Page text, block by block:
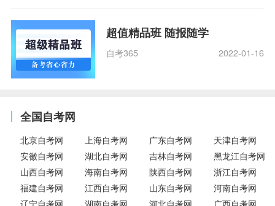
超值精品班 随报随学
自考365 2022-01-16
全国自考网
北京自考网 上海自考网 广东自考网
天津自考网
安徽自考网
湖北自考网 吉林自考网
黑龙江自考网
山西自考网
海南自考网 陕西自考网
浙江自考网
福建自考网
江西自考网 山东自考网
河南自考网
辽宁自考网
湖南自考网 河北自考网 广西自考网